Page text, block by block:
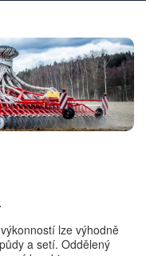
lze výhodně
a setí. Oddělený